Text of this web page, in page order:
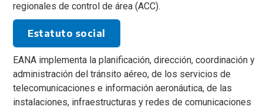
regionales de control de área (ACC).
Estatuto social
EANA implementa la planificación, dirección, coordinación y
administración del tránsito aéreo, de los servicios de
telecomunicaciones e información aeronáutica, de las
instalaciones, infraestructuras y redes de comunicaciones